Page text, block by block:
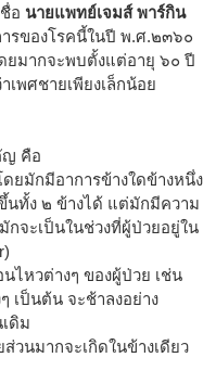
อ นายแพทย์เจมส์ พาร์กิน
รของโรคนี้ในปี พ.ศ.๒๓๖๐
ยมากจะพบตั้งแต่อายุ ๖๐ ปี
พศชายเพียงเล็กน้อย
ญ คือ
ยมักมีอาการข้างใดข้างหนึ่ง
นทั้ง ๒ ข้างได้ แต่มักมีความ
กจะเป็นในช่วงที่ผู้ป่วยอยู่ใน
ไหวต่างๆ ของผู้ป่วย เช่น
เป็นต้น จะช้าลงอย่าง
ดิม
วนมากจะเกิดในข้างเดียว